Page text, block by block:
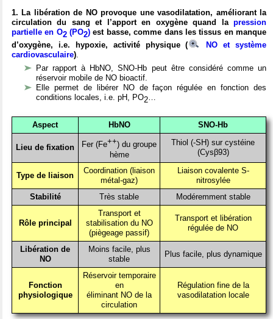
1. La libération de NO provoque une vasodilatation, améliorant la
circulation du sang et l’apport en oxygène quand la pression
partielle en O2(PO2) est basse, comme dans les tissus en manque
d’oxygène, i.e. hypoxie, activité physique (
NO et système
cardiovasculaire)
Par rapport à HbNO, SNO-Hb peut être considéré comme un
réservoir mobile de NO bioactif.
Elle permet de libérer NO de façon régulée en fonction des
conditions locales, i.e. pH, PO2
Aspect HbNO SNO-Hb
Lieu de fixation Fer (Fe++) du groupe
hème
Thiol (-SH) sur cystéine
(Cysβ93)
Type de liaison
Coordination (liaison
métal-gaz)
Liaison covalente S-
nitrosylée
Stabilité
Très stable Modéremment stable
Rôle principal
Transport et
stabilisation du NO
(piègeage passif)
Transport et libération
régulée de NO
Libération de
NO
Moins facile, plus
stable
Plus facile, plus dynamique
Fonction
physiologique
Réservoir temporaire
en
éliminant NO de la
circulation
Régulation fine de la
vasodilatation locale